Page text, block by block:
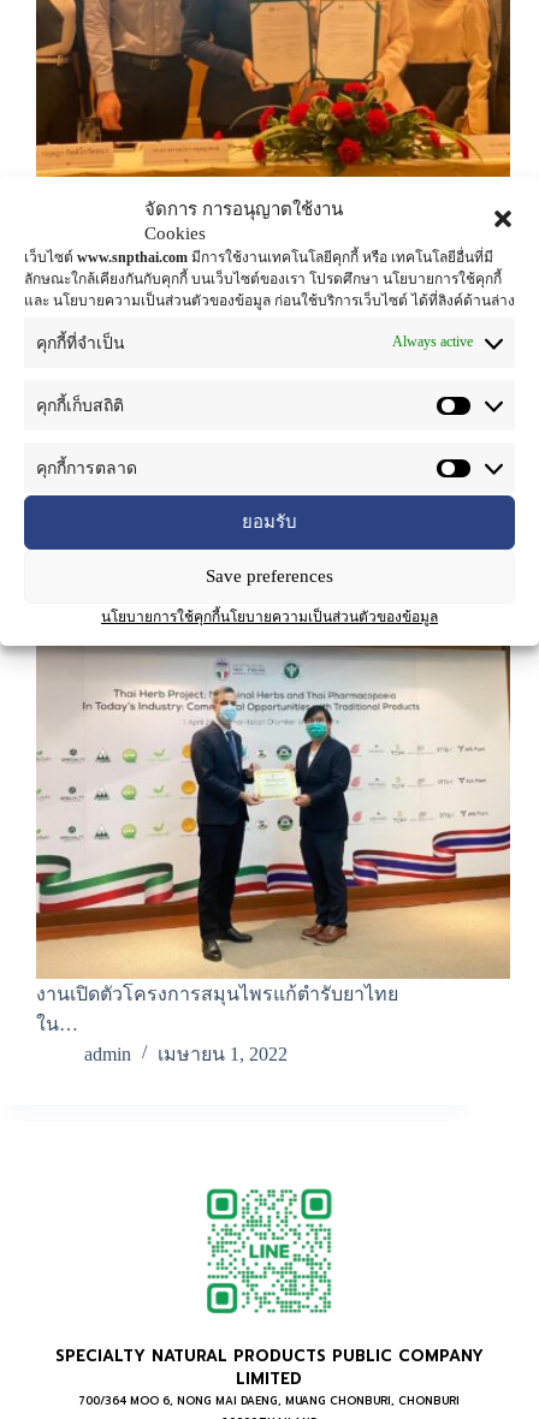
จัดการ การอนุญาตใช้งาน
Cookies
เว็บไซต์ www.snpthai.com มีการใช้งานเทคโนโลยีคุกกี้ หรือ เทคโนโลยีอื่นที่มี
ลักษณะใกล้เคียงกันกับคุกกี้ บนเว็บไซต์ของเรา โปรดศึกษา นโยบายการใช้คุกกี้
และ นโยบายความเป็นส่วนตัวของข้อมูล ก่อนใช้บริการเว็บไซต์ ได้ที่ลิงค์ด้านล่าง
คุกกี้ที่จำเป็น Always active
คุกกี้เก็บสถิติ
คุกกี้การตลาด
ยอมรับ
Save preferences
นโยบายการใช้คุกกี้นโยบายความเป็นส่วนตัวของข้อมูล
Specialty Natural Innovation (SNI) กลุ่…
เมษายน 8, 2022
อุตสาหกรรมปัจจุบัน
งานเปิดตัวโครงการสมุนไพรแก้ตำรับยาไทย
ใน…
admin
เมษายน 1, 2022
SPECIALTY NATURAL PRODUCTS PUBLIC COMPANY
LIMITED
700/364 MOO 6, NONG MAI DAENG, MUANG CHONBURI, CHONBURI